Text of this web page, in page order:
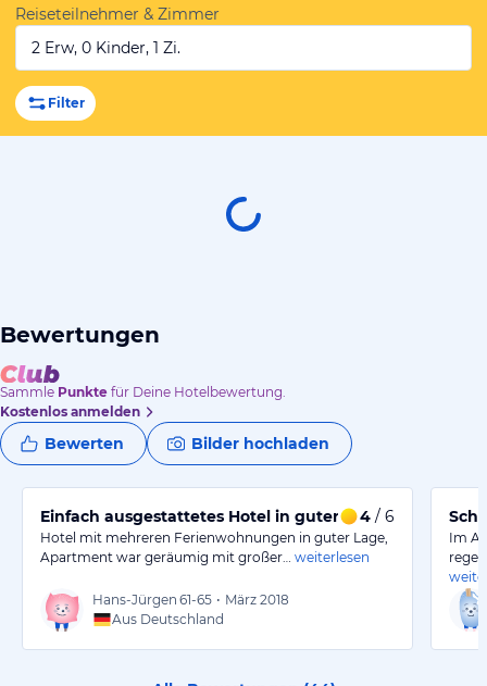
Reiseteilnehmer & Zimmer
2 Erw, 0 Kinder, 1 Zi.
Filter
Bewertungen
Sammle Punkte für Deine Hotelbewertung.
Kostenlos anmelden
Bewerten Bilder hochladen
Einfach ausgestattetes Hotel in guter Lage
4 / 6
Hotel mit mehreren Ferienwohnungen in guter Lage,
Apartment war geräumig mit großer…
weiterlesen
Hans-Jürgen 61-65 • März 2018
Aus Deutschland
Im